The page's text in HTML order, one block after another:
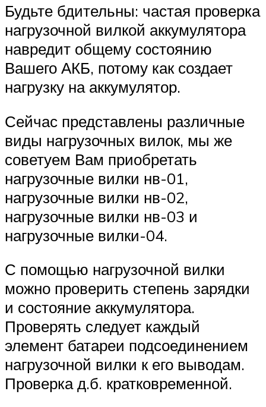
Будьте бдительны: частая проверка
нагрузочной вилкой аккумулятора
навредит общему состоянию
Вашего АКБ, потому как создает
нагрузку на аккумулятор.
Сейчас представлены различные
виды нагрузочных вилок, мы же
советуем Вам приобретать
нагрузочные вилки нв-01,
нагрузочные вилки нв-02,
нагрузочные вилки нв-03 и
нагрузочные вилки-04.
С помощью нагрузочной вилки
можно проверить степень зарядки
и состояние аккумулятора.
Проверять следует каждый
элемент батареи подсоединением
нагрузочной вилки к его выводам.
Проверка д.б. кратковременной.